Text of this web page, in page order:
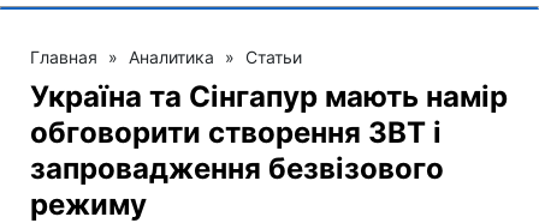
Главная » Аналитика » Статьи
Україна та Сінгапур мають намір
обговорити створення ЗВТ і
запровадження безвізового
режиму